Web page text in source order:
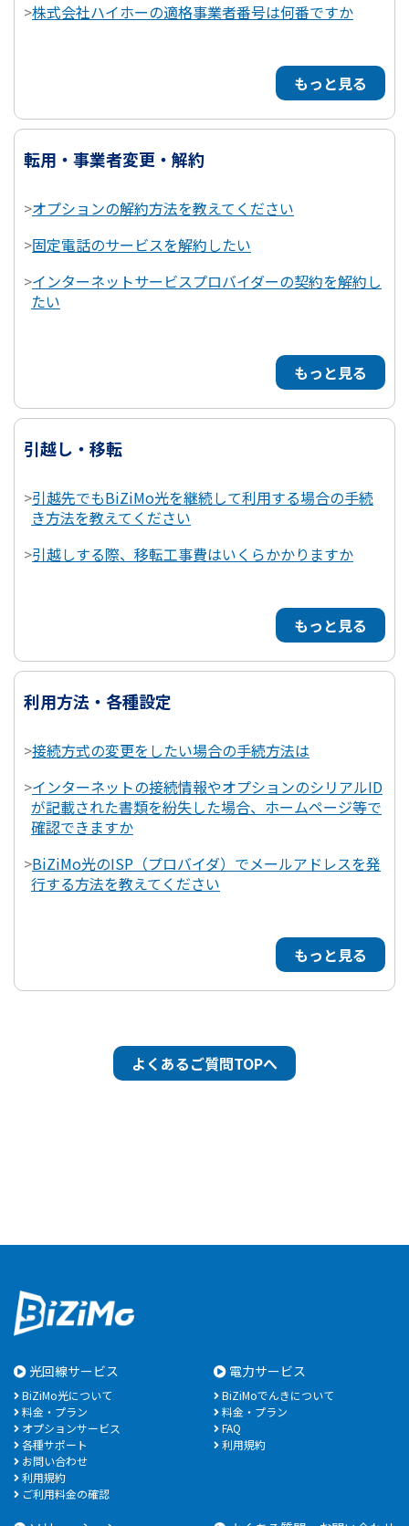
>株式会社ハイホーの適格事業者番号は何番ですか
もっと見る
転用・事業者変更・解約
>オプションの解約方法を教えてください
>固定電話のサービスを解約したい
>インターネットサービスプロバイダーの契約を解約し
たい
もっと見る
引越し・移転
>引越先でもBiZiMo光を継続して利用する場合の手続
き方法を教えてください
>引越しする際、移転工事費はいくらかかりますか
もっと見る
利用方法・各種設定
>接続方式の変更をしたい場合の手続方法は
>インターネットの接続情報やオプションのシリアルID
が記載された書類を紛失した場合、ホームページ等で
確認できますか
>BiZiMo光のISP（プロバイダ）でメールアドレスを発
行する方法を教えてください
もっと見る
よくあるご質問TOPへ
光回線サービス
BiZiMo光について
料金・プラン
オプションサービス
各種サポート
お問い合わせ
利用規約
ご利用料金の確認
電力サービス
BiZiMoでんきについて
料金・プラン
FAQ
利用規約